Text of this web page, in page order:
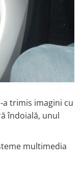
a trimis imagini cu
îndoială, unul
multimedia